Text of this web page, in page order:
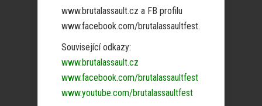
www.brutalassault.cz a FB profilu
www.facebook.com/brutalassaultfest.
Související odkazy:
www.brutalassault.cz
www.facebook.com/brutalassaultfest
www.youtube.com/brutalassaultfest